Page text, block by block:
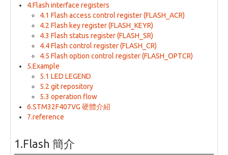
4.Flash interface registers
4.1 Flash access control register (FLASH_ACR)
4.2 Flash key register (FLASH_KEYR)
4.3 Flash status register (FLASH_SR)
4.4 Flash control register (FLASH_CR)
4.5 Flash option control register (FLASH_OPTCR)
5.Example
5.1 LED LEGEND
5.2 git repository
5.3 operation flow
6.STM32F407VG 硬體介紹
7.reference
1.Flash 簡介